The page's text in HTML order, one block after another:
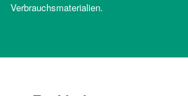
Verbrauchsmaterialien.